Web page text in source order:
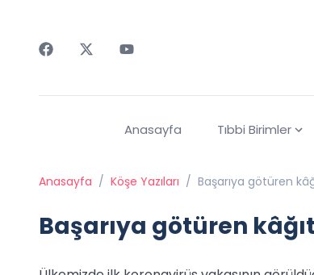
Anasayfa Tıbbi Birimler
Anasayfa / Köşe Yazıları / Başarıya götüren
Başarıya götüren